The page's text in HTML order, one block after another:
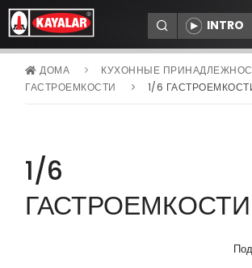
КОРПОРАТИВНЫЙ
СЕРВИСЫ
ССЫЛКИ
НОВОСТИ
ДОМА
КУХОННЫЕ
ГАСТРОЕМКОСТИ
1/6
1/6
ГАСТРОЕМКОСТИ